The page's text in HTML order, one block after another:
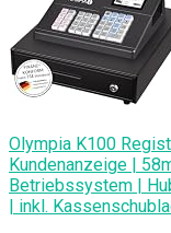
Olympia K100
Kundenanzeige |
Betriebssystem |
| inkl.